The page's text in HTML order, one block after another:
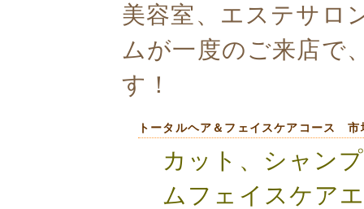
美容室、エステサロ
ムが一度のご来店で
す！
トータルヘア＆フェイスケアコース
カット、シャン
ムフェイスケア